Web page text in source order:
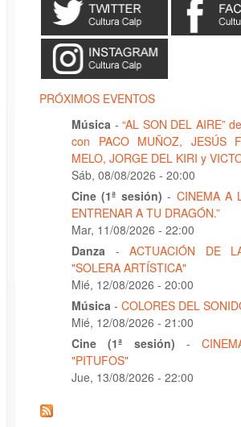
PRÓXIMOS EVENTOS
Música - “AL SON DEL AIRE”
con PACO MUÑOZ, JESÚS
MELO, JORGE DEL KIRI y
Sáb, 08/08/2026 - 20:00
Cine (1ª sesión) - CINEMA A
ENTRENAR A TU DRAGÓN.”
Mar, 11/08/2026 - 22:00
Danza
-ACTUACIÓN DE
"SOLERA ARTÍSTICA"
Mié, 12/08/2026 - 20:00
Música - COLORES DEL
Mié, 12/08/2026 - 21:00
Cine (1ª sesión)
-
"PITUFOS"
Jue, 13/08/2026 - 22:00